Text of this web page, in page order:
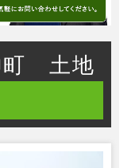
町 土地